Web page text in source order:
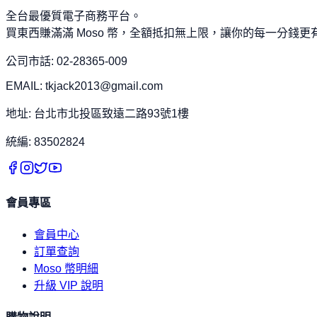
全台最優質電子商務平台。
買東西賺滿滿 Moso 幣，全額抵扣無上限，讓你的每一分錢更
公司市話: 02-28365-009
EMAIL: tkjack2013@gmail.com
地址: 台北市北投區致遠二路93號1樓
統編: 83502824
會員專區
會員中心
訂單查詢
Moso 幣明細
升級 VIP 說明